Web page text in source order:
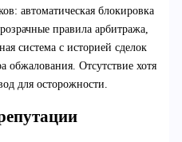
автоматическая блокировка
правила арбитража,
система с историей сделок
обжалования. Отсутствие хотя
для осторожности.